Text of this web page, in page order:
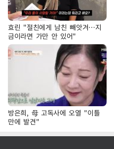
효린 "절친에게 남친 빼앗겨…지
금이라면 가만 안 있어"
방은희, 母 고독사에 오열 "이틀
만에 발견"